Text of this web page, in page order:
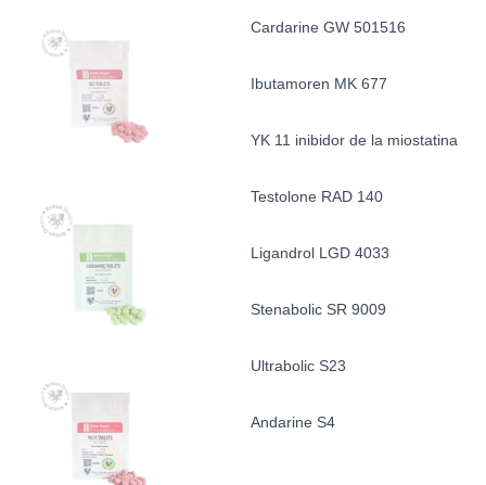
Cardarine GW 501516
Ibutamoren MK 677
YK 11 inibidor de la miostatina
Testolone RAD 140
Ligandrol LGD 4033
Stenabolic SR 9009
Ultrabolic S23
Andarine S4